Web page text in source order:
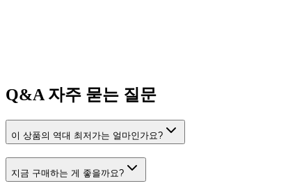
Q&A자주 묻는 질문
이 상품의 역대 최저가는 얼마인가요?
지금 구매하는 게 좋을까요?